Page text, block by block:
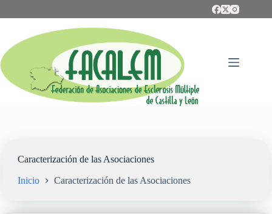
Caracterización de las Asociaciones
Inicio Caracterización de las Asociaciones